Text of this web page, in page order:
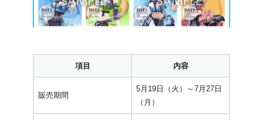
項目 内容
販売期間
5月19日（火）～7月27日
（月）